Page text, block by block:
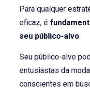
Para qualquer
eficaz, é
seu público-alvo.
Seu público-alvo
entusiastas da
conscientes em